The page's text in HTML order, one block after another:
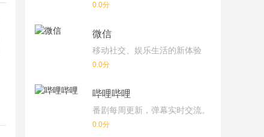
0.0分
微信
移动社交、娱乐生活的新体验
0.0分
哔哩哔哩
番剧每周更新，弹幕实时交流。
0.0分